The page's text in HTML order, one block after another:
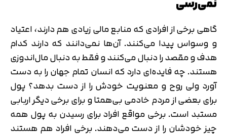
گاهی برخی از افرادی که منابع مالی زیادی هم دارند، اعتیاد
و وسواس پیدا می‌کنند. آن‌ها نمی‌دانند که دارند کدام
هدف و مقصد را دنبال می‌کنند و فقط به دنبال مال‌اندوزی
هستند. چه فایده‌ای دارد که انسان تمام جهان را به دست
آورد ولی روح و معنویت خودش را از دست بدهد؟ پول
برای بعضی از مردم خادمی بی‌همتا و برای برخی دیگر اربابی
مستبد است. برخی مواقع افراد برای رسیدن به پول همه
چیز خودشان را از دست می‌دهند. برخی افراد هم هستند